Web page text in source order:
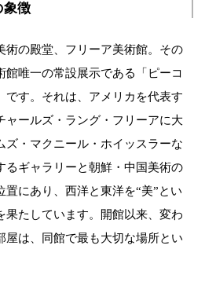
象徴
術の殿堂、フリーア美術館。その
館唯一の常設展示である「ピーコ
です。それは、アメリカを代表す
ャールズ・ラング・フリーアに大
ズ・マクニール・ホイッスラーな
るギャラリーと朝鮮・中国美術の
置にあり、西洋と東洋を“美”とい
果たしています。開館以来、変わ
屋は、同館で最も大切な場所とい